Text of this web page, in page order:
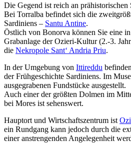
Die Gegend ist reich an prähistorischen
Bei Torralba befindet sich die
Sardiniens – Santu Antine.
Östlich von Bonorva können Sie eine
Grabanlage der Ozieri-Kultur (2.-3.
die Nekropole Sant‘ Andria Priu.
In der Umgebung von Ittireddu
der Frühgeschichte Sardiniens. Im
ausgegrabenen Fundstücke ausgestellt.
Auch einer der größten Dolmen im
bei Mores ist sehenswert.
Hauptort und Wirtschaftszentrum ist
ein Rundgang kann jedoch durch die
einer anstrengenden Angelegenheit